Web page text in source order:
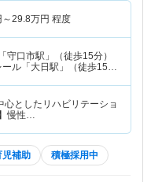
29.8万円 程度
守口市駅」（徒歩15分）
ル「大日駅」（徒歩15
心としたリハビリテーショ
慢性…
児補助 積極採用中